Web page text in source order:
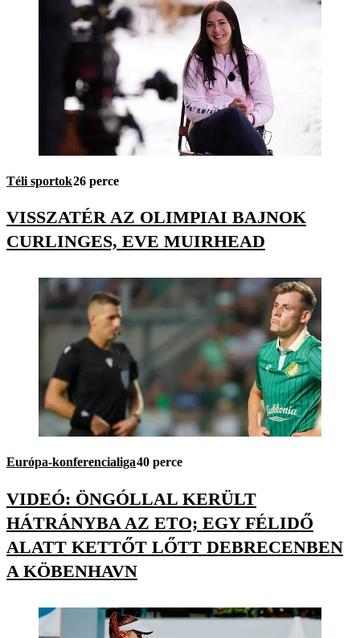
Téli sportok26 perce
VISSZATÉR AZ OLIMPIAI BAJNOK
CURLINGES, EVE MUIRHEAD
Európa-konferencialiga40 perce
VIDEÓ: ÖNGÓLLAL KERÜLT
HÁTRÁNYBA AZ ETO; EGY FÉLIDŐ
ALATT KETTŐT LŐTT DEBRECENBEN
A KÖBENHAVN